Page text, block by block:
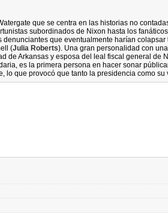
que se centra en las historias no
subordinados de Nixon hasta los
denunciantes que eventualmente harían
(Julia Roberts). Una gran personalidad con
de Arkansas y esposa del leal fiscal general de
es la primera persona en hacer sonar
lo que provocó que tanto la presidencia como